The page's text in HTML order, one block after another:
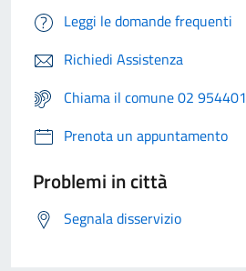
Leggi le domande frequenti
Richiedi Assistenza
Chiama il comune 02 954401
Prenota un appuntamento
Problemi in città
Segnala disservizio